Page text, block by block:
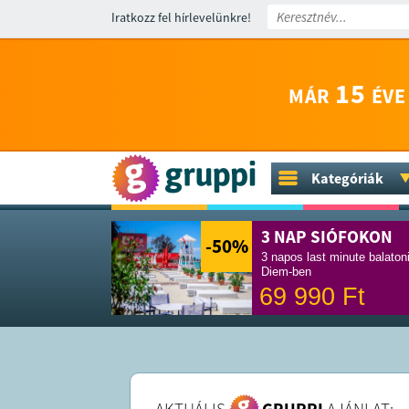
Iratkozz fel hírlevelünkre!
MÁR 15
Kategóriák
-50% 3 NAP SIÓFOKON
3 napos last minute
Diem-ben
69 990 Ft